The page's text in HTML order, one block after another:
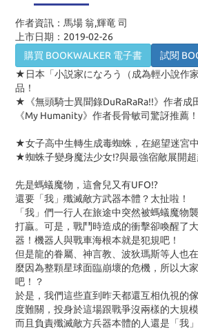
作者資訊：馬場 翁,輝竜 司
上市日期：2019-02-26
購買 BOOKWALKER 電子書
試閱
★日本「小説家になろう（成為輕小說作
品！
★《無頭騎士異聞錄DuRaRaRa!!》作者成
《My Humanity》作者長骨敏司驚訝推薦！
★女子高中生轉生成毒蜘蛛，在絕望迷宮
★蜘蛛子變身魔法少女!?與最強宿敵展開超
先是螞蟻魔物，這會兒又有UFO!?
還要「我」殲滅敵方武器本體？太扯啦！
「我」們一行人在旅途中突然被螞蟻魔物
打贏。可是，戰鬥時造成的衝擊卻喚醒了
器！機器人與戰車海根本就是犯規吧！
但是龍的眷屬、神言教、波狄瑪斯等人也
麼因為整顆星球面臨崩壞的危機，所以大
吧！？
於是，我們這些直到昨天都還互相仇視的
度難關，投身於這場跟戰爭沒兩樣的大
而且負責殲滅敵方兵器本體的人還是「我